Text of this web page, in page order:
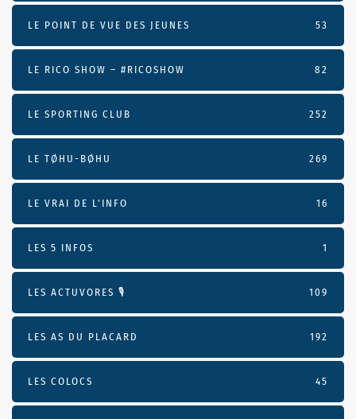
LE POINT DE VUE DES JEUNES 53
LE RICO SHOW – #RICOSHOW 82
LE SPORTING CLUB 252
LE TØHU-BØHU 269
LE VRAI DE L’INFO 16
LES 5 INFOS 1
LES ACTUVORES 🎙 109
LES AS DU PLACARD 192
LES COLOCS 45